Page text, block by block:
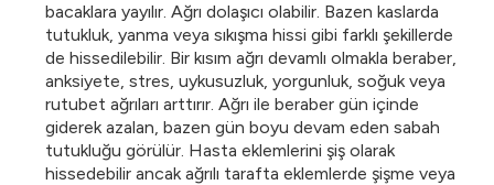
bacaklara yayılır. Ağrı dolaşıcı olabilir. Bazen kaslarda
tutukluk, yanma veya sıkışma hissi gibi farklı şekillerde
de hissedilebilir. Bir kısım ağrı devamlı olmakla beraber,
anksiyete, stres, uykusuzluk, yorgunluk, soğuk veya
rutubet ağrıları arttırır. Ağrı ile beraber gün içinde
giderek azalan, bazen gün boyu devam eden sabah
tutukluğu görülür. Hasta eklemlerini şiş olarak
hissedebilir ancak ağrılı tarafta eklemlerde şişme veya